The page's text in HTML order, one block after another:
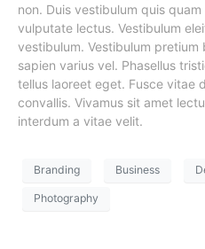
non. Duis vestibulum quis
vulputate lectus. Vestibulum
vestibulum. Vestibulum
sapien varius vel. Phasellus
tellus laoreet eget. Fusce vitae
convallis. Vivamus sit amet
interdum a vitae velit.
Branding Business
Photography